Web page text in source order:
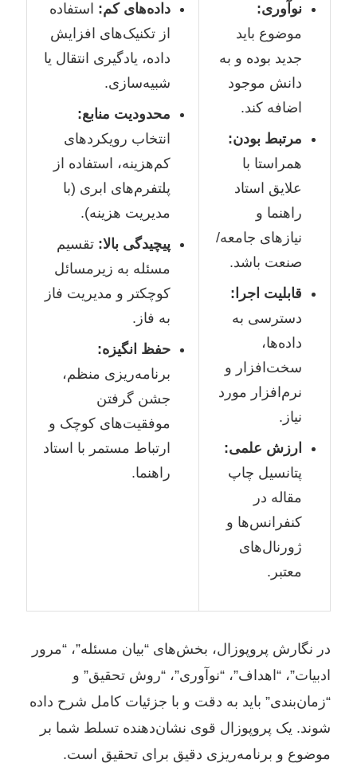
نوآوری:
موضوع باید
جدید بوده و به
دانش موجود
اضافه کند.
مرتبط بودن:
همراستا با
علایق استاد
راهنما و
نیازهای جامعه/
صنعت باشد.
قابلیت اجرا:
دسترسی به
داده‌ها،
سخت‌افزار و
نرم‌افزار مورد
نیاز.
ارزش علمی:
پتانسیل چاپ
مقاله در
کنفرانس‌ها و
ژورنال‌های
معتبر.
داده‌های کم: استفاده
از تکنیک‌های افزایش
داده، یادگیری انتقال یا
شبیه‌سازی.
محدودیت منابع:
انتخاب رویکردهای
کم‌هزینه، استفاده از
پلتفرم‌های ابری (با
مدیریت هزینه).
پیچیدگی بالا: تقسیم
مسئله به زیرمسائل
کوچکتر و مدیریت فاز
به فاز.
حفظ انگیزه:
برنامه‌ریزی منظم،
جشن گرفتن
موفقیت‌های کوچک و
ارتباط مستمر با استاد
راهنما.
در نگارش پروپوزال، بخش‌های “بیان مسئله”، “مرور
ادبیات”، “اهداف”، “نوآوری”، “روش تحقیق” و
“زمان‌بندی” باید به دقت و با جزئیات کامل شرح داده
شوند. یک پروپوزال قوی نشان‌دهنده تسلط شما بر
موضوع و برنامه‌ریزی دقیق برای تحقیق است.